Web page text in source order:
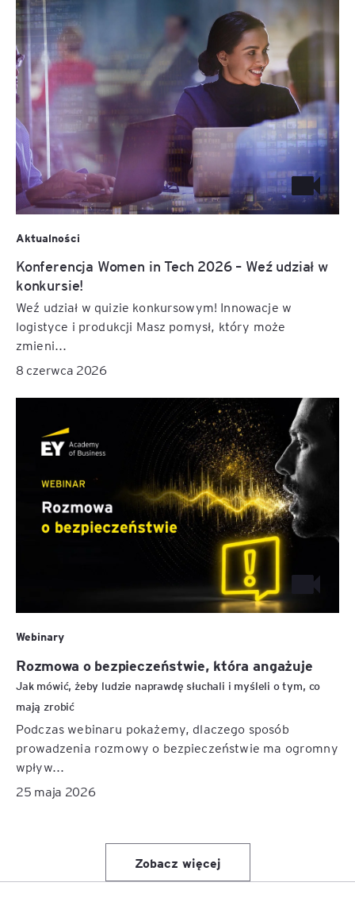
Aktualności
Konferencja Women in Tech 2026 – Weź udział w
konkursie!
Weź udział w quizie konkursowym! Innowacje w
logistyce i produkcji Masz pomysł, który może
zmieni...
8 czerwca 2026
Webinary
Rozmowa o bezpieczeństwie, która angażuje
Jak mówić, żeby ludzie naprawdę słuchali i myśleli o tym, co
mają zrobić
Podczas webinaru pokażemy, dlaczego sposób
prowadzenia rozmowy o bezpieczeństwie ma ogromny
wpływ...
25 maja 2026
Zobacz więcej